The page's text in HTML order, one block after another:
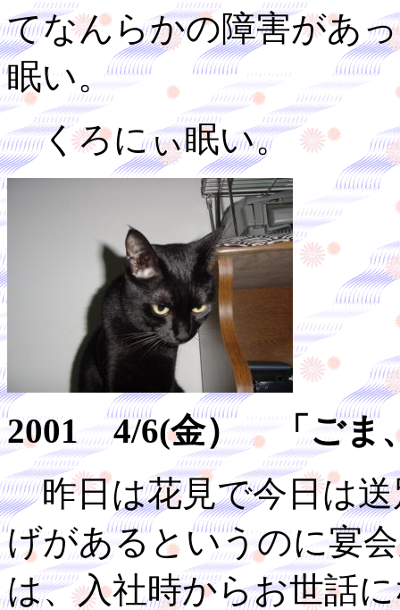
てなんらかの障害があ
眠い。
くろにぃ眠い。
2001 4/6(金） 「ごま
昨日は花見で今日は送
げがあるというのに宴
は、入社時からお世話